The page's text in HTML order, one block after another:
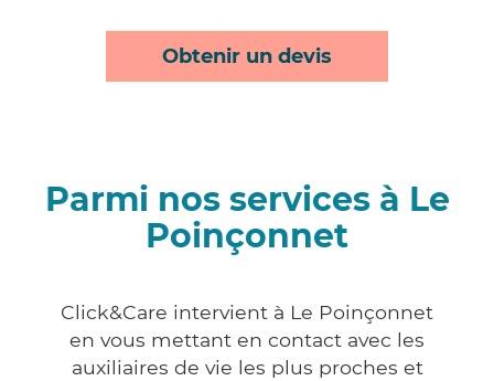
Obtenir un devis
Parmi nos services à Le
Poinçonnet
Click&Care intervient à Le Poinçonnet
en vous mettant en contact avec les
auxiliaires de vie les plus proches et